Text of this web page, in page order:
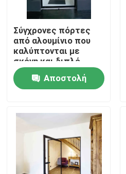
Σπίτι
βίντεο
Περίπου εμείς
Σύγχρονες πόρτες
από αλουμίνιο που
καλύπτονται με
σκόνη και διπλό
τζάμι
Αποστολή